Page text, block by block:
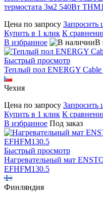
термостата 3м2 540Вт
Цена по запросу Запросить
Купить в 1 клик К
В избранное
В
Быстрый просмотр
Теплый пол ENERGY Cable
Чехия
Цена по запросу Запросить
Купить в 1 клик К
В избранное Под заказ
Быстрый просмотр
Нагревательный мат
EFHFM130.5
Финляндия